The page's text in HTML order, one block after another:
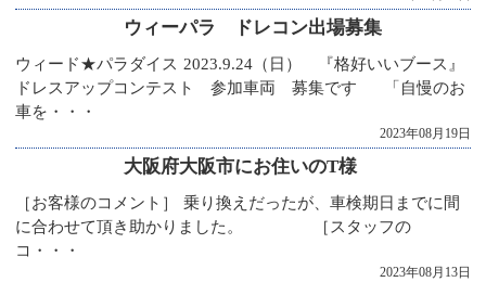
ウィーパラ ドレコン出場募集
ウィード★パラダイス 2023.9.24（日） 『格好いいブース』
ドレスアップコンテスト 参加車両 募集です 「自慢のお
車を・・・
2023年08月19日
大阪府大阪市にお住いのT様
［お客様のコメント］ 乗り換えだったが、車検期日までに間
に合わせて頂き助かりました。 ［スタッフの
コ・・・
2023年08月13日